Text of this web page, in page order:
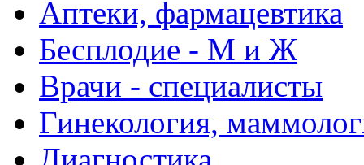
Аптеки, фармацевтика
Бесплодие - М и Ж
Врачи - специалисты
Гинекология,